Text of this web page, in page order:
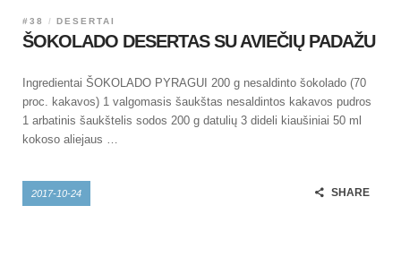
#38 DESERTAI
ŠOKOLADO DESERTAS SU AVIEČIŲ PADAŽU
Ingredientai ŠOKOLADO PYRAGUI 200 g nesaldinto šokolado (70
proc. kakavos) 1 valgomasis šaukštas nesaldintos kakavos pudros
1 arbatinis šaukštelis sodos 200 g datulių 3 dideli kiaušiniai 50 ml
kokoso aliejaus …
2017-10-24 SHARE